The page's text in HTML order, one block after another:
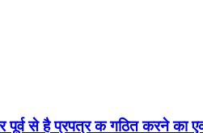
पूर्व से है प्रपत्र क गठित करने का